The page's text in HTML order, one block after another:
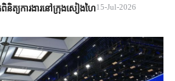
ត្យការងារនៅក្រុងសៀងហៃ15-Jul-2026